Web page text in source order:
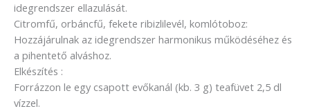
idegrendszer ellazulását.
Citromfű, orbáncfű, fekete ribizlilevél, komlótoboz:
Hozzájárulnak az idegrendszer harmonikus működéséhez és
a pihentető alváshoz.
Elkészítés :
Forrázzon le egy csapott evőkanál (kb. 3 g) teafüvet 2,5 dl
vízzel.